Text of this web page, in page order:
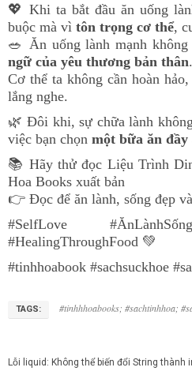
💖 Khi ta bắt đầu ăn uống
buộc mà vì tôn trọng cơ thể,
🥗 Ăn uống lành mạnh
ngữ của yêu thương bản thân.
Cơ thể ta không cần hoàn
lắng nghe.
🌿 Đôi khi, sự chữa lành
việc bạn chọn một bữa ăn đầy
📚 Hãy thử đọc Liệu Trình
Hoa Books xuất bản
👉 Đọc để ăn lành, sống đẹp
#SelfLove
#HealingThroughFood 💚
#tinhhoabook #sachsuckhoe
TAGS: #tinhhhoabooks; #sachtinhhoa;
Lỗi liquid: Không thể biến đổi String thành